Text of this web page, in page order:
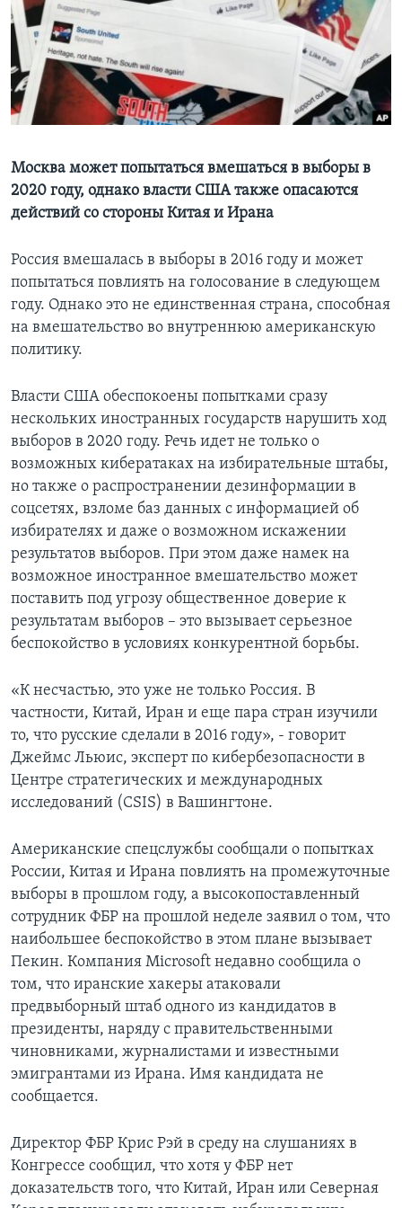
Learning English
СОЦИАЛЬНЫЕ СЕТИ
Языки
Москва может попытаться вмешаться в выборы в
2020 году, однако власти США также опасаются
действий со стороны Китая и Ирана
Россия вмешалась в выборы в 2016 году и может
попытаться повлиять на голосование в следующем
году. Однако это не единственная страна, способная
на вмешательство во внутреннюю американскую
политику.
Власти США обеспокоены попытками сразу
нескольких иностранных государств нарушить ход
выборов в 2020 году. Речь идет не только о
возможных кибератаках на избирательные штабы,
но также о распространении дезинформации в
соцсетях, взломе баз данных с информацией об
избирателях и даже о возможном искажении
результатов выборов. При этом даже намек на
возможное иностранное вмешательство может
поставить под угрозу общественное доверие к
результатам выборов – это вызывает серьезное
беспокойство в условиях конкурентной борьбы.
«К несчастью, это уже не только Россия. В
частности, Китай, Иран и еще пара стран изучили
то, что русские сделали в 2016 году», - говорит
Джеймс Льюис, эксперт по кибербезопасности в
Центре стратегических и международных
исследований (CSIS) в Вашингтоне.
Американские спецслужбы сообщали о попытках
России, Китая и Ирана повлиять на промежуточные
выборы в прошлом году, а высокопоставленный
сотрудник ФБР на прошлой неделе заявил о том, что
наибольшее беспокойство в этом плане вызывает
Пекин. Компания Microsoft недавно сообщила о
том, что иранские хакеры атаковали
предвыборный штаб одного из кандидатов в
президенты, наряду с правительственными
чиновниками, журналистами и известными
эмигрантами из Ирана. Имя кандидата не
сообщается.
Директор ФБР Крис Рэй в среду на слушаниях в
Конгрессе сообщил, что хотя у ФБР нет
доказательств того, что Китай, Иран или Северная